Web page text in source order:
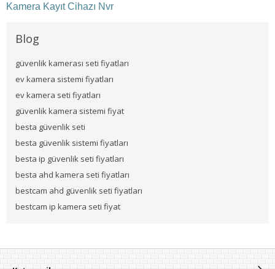
Kamera Kayıt Cihazı Nvr
Blog
güvenlik kamerası seti fiyatları
ev kamera sistemi fiyatları
ev kamera seti fiyatları
güvenlik kamera sistemi fiyat
besta güvenlik seti
besta güvenlik sistemi fiyatları
besta ip güvenlik seti fiyatları
besta ahd kamera seti fiyatları
bestcam ahd güvenlik seti fiyatları
bestcam ip kamera seti fiyat